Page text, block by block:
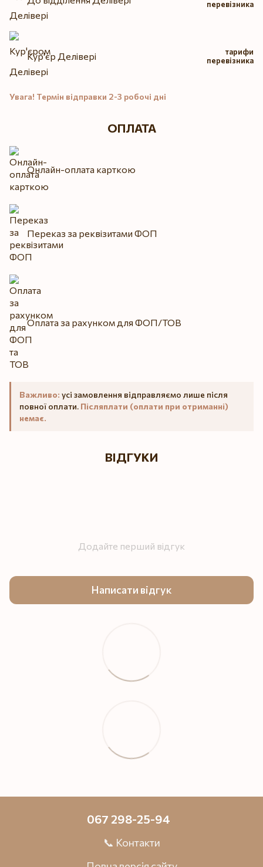
перевізника
Кур'єр Делівері
тарифи
перевізника
Увага! Термін відправки 2-3 робочі дні
ОПЛАТА
Онлайн-оплата карткою
Переказ за реквізитами ФОП
Оплата за рахунком для ФОП/ТОВ
Важливо: усі замовлення відправляємо лише після
повної оплати. Післяплати (оплати при отриманні)
немає.
ВІДГУКИ
Додайте перший відгук
Написати відгук
067 298-25-94
📞 Контакти